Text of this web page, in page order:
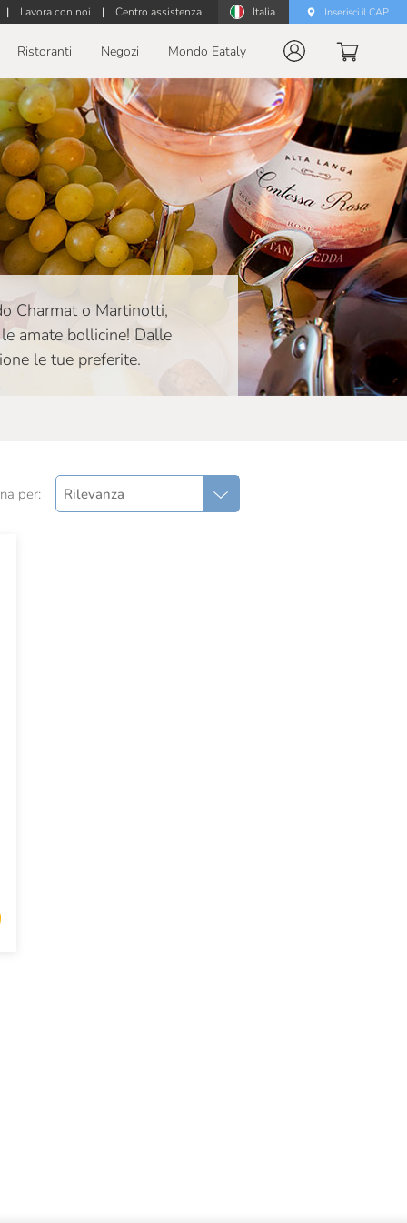
| Lavora con noi | Centro assistenza Italia Inserisci il CAP
Ristoranti Negozi Mondo Eataly
Charmat o Martinotti,
amate bollicine! Dalle
le tue preferite.
per: Rilevanza